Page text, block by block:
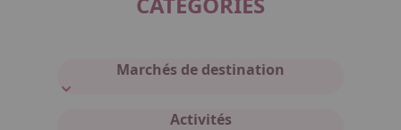
Marchés de destination
Activités